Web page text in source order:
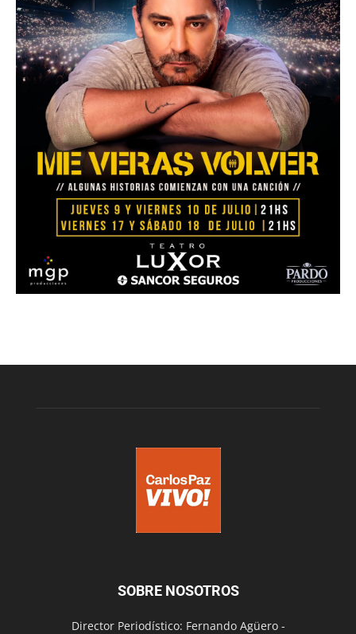
SOBRE NOSOTROS
Director Periodístico: Fernando Agüero -